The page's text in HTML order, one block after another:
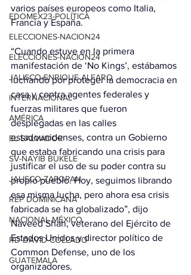
EDOMEX23-POLÍTICA
ELECCIONES-NACION24
ELECCIONES-NACION24
JALISCO-ENRIQUE ALFARO
INTERNACIONAL
AMÉRICA
EL SALVADOR
SV-NAYIB BUKELE
JALISCO-ZAPOPAN
REP DOMINICANA
NACIONAL MÉXICO
RD-DAVID COLLADO
GUATEMALA
varios países europeos como Italia,
Francia y España.
“Cuando estuve en la primera
manifestación de ‘No Kings’, estábamos
luchando por proteger la democracia en
casa y contra agentes federales y
fuerzas militares que fueron
desplegadas en las calles
estadounidenses, contra un Gobierno
que estaba fabricando una crisis para
justificar el uso de su poder contra su
propio pueblo. Hoy, seguimos librando
esa misma lucha, pero ahora esa crisis
fabricada se ha globalizado”, dijo
Naveed Shah, veterano del Ejército de
Estados Unidos y director político de
Common Defense, uno de los
organizadores.